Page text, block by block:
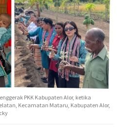
PKK Kabupaten Alor, ketika
Kecamatan Mataru, Kabupaten Alor,